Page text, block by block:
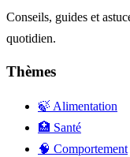
Conseils, guides et
quotidien.
Thèmes
🍃 Alimentation
🏥 Santé
🧠 Comportement